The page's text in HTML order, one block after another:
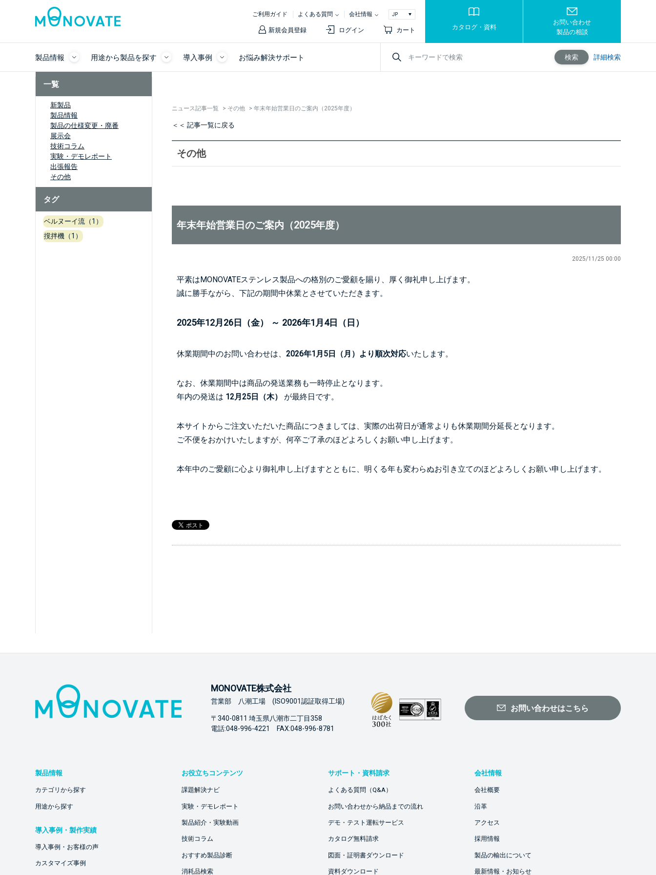
ご利用ガイド よくある質問 会社情報
新規会員登録 ログイン カート カタログ・資料
お問い合わせ
製品の相談
製品情報 用途から製品を探す 導入事例 お悩み解決サポート 検索 詳細検索
一覧
新製品
製品情報
製品の仕様変更・廃番
展示会
技術コラム
実験・デモレポート
出張報告
その他
タグ
ベルヌーイ流（1）
撹拌機（1）
ニュース記事一覧 > その他 > 年末年始営業日のご案内（2025年度）
＜＜ 記事一覧に戻る
その他
年末年始営業日のご案内（2025年度）
2025/11/25 00:00
平素はMONOVATEステンレス製品への格別のご愛顧を賜り、厚く御礼申し上げます。
誠に勝手ながら、下記の期間中休業とさせていただきます。
2025年12月26日（金） ～ 2026年1月4日（日）
休業期間中のお問い合わせは、 2026年1月5日（月）より順次対応いたします。
なお、休業期間中は商品の発送業務も一時停止となります。
年内の発送は 12月25日（木） が最終日です。
本サイトからご注文いただいた商品につきましては、実際の出荷日が通常よりも休業期間分延長となります。
ご不便をおかけいたしますが、何卒ご了承のほどよろしくお願い申し上げます。
本年中のご愛顧に心より御礼申し上げますとともに、明くる年も変わらぬお引き立てのほどよろしくお願い申し上げます。
MONOVATE株式会社
営業部 八潮工場 (ISO9001認証取得工場)
〒340-0811 埼玉県八潮市二丁目358
電話:048-996-4221 FAX:048-996-8781
お問い合わせはこちら
製品情報
カテゴリから探す
用途から探す
導入事例・製作実績
導入事例・お客様の声
カスタマイズ事例
お役立ちコンテンツ
課題解決ナビ
実験・デモレポート
製品紹介・実験動画
技術コラム
おすすめ製品診断
消耗品検索
サポート・資料請求
よくある質問（Q&A）
お問い合わせから納品までの流れ
デモ・テスト運転サービス
カタログ無料請求
図面・証明書ダウンロード
資料ダウンロード
会社情報
会社概要
沿革
アクセス
採用情報
製品の輸出について
最新情報・お知らせ